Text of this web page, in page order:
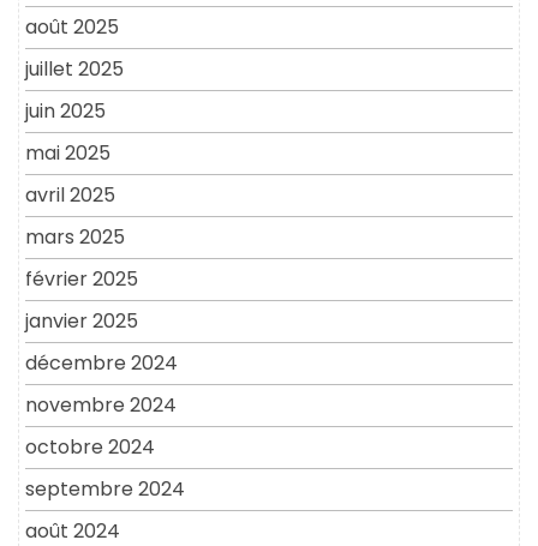
août 2025
juillet 2025
juin 2025
mai 2025
avril 2025
mars 2025
février 2025
janvier 2025
décembre 2024
novembre 2024
octobre 2024
septembre 2024
août 2024